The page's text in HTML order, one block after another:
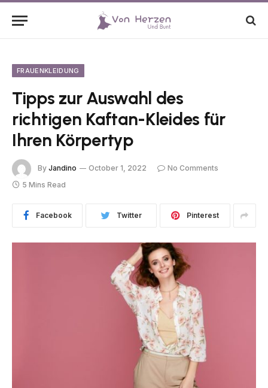
FRAUENKLEIDUNG
Tipps zur Auswahl des
richtigen Kaftan-Kleides für
Ihren Körpertyp
By Jandino October 1, 2022
No Comments
5 Mins Read
Facebook Twitter Pinterest